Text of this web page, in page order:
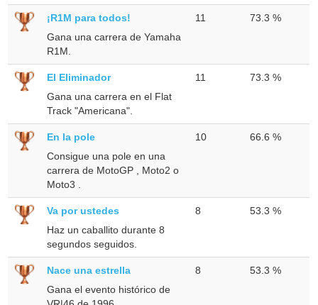
¡R1M para todos!
Gana una carrera de Yamaha
R1M.
11 73.3 %
El Eliminador
Gana una carrera en el Flat
Track "Americana".
11 73.3 %
En la pole
Consigue una pole en una
carrera de MotoGP , Moto2 o
Moto3 .
10 66.6 %
Va por ustedes
Haz un caballito durante 8
segundos seguidos.
8 53.3 %
Nace una estrella
Gana el evento histórico de
8 53.3 %